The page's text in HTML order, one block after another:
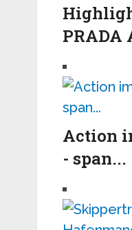
PRADA
Action
- span...